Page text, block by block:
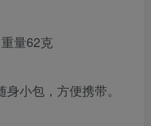
量62克
小包，方便携带。